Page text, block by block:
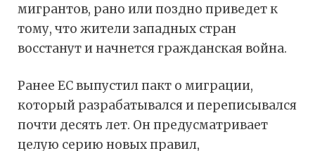
мигрантов, рано или поздно приведет к
тому, что жители западных стран
восстанут и начнется гражданская война.
Ранее ЕС выпустил пакт о миграции,
который разрабатывался и переписывался
почти десять лет. Он предусматривает
целую серию новых правил,